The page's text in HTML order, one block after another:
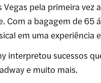
pela primeira vez
Com a bagagem de 65
em uma experiência
interpretou sucessos
e muito mais.